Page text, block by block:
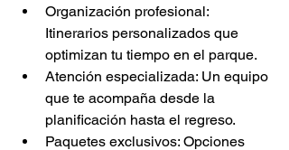
Organización profesional:
Itinerarios personalizados que
optimizan tu tiempo en el parque.
Atención especializada: Un equipo
que te acompaña desde la
planificación hasta el regreso.
Paquetes exclusivos: Opciones